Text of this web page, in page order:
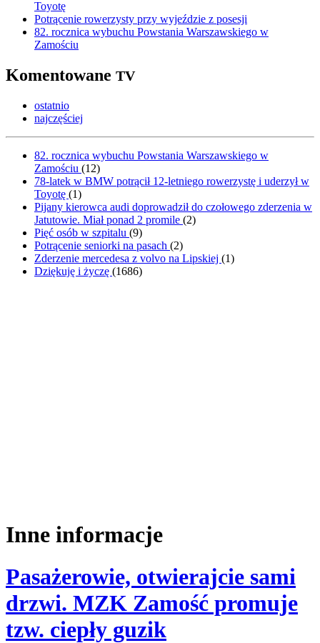
Toyotę
Potrącenie rowerzysty przy wyjeździe z posesji
82. rocznica wybuchu Powstania Warszawskiego w
Zamościu
Komentowane TV
ostatnio
najczęściej
82. rocznica wybuchu Powstania Warszawskiego w
Zamościu (12)
78-latek w BMW potrącił 12-letniego rowerzystę i uderzył w
Toyotę (1)
Pijany kierowca audi doprowadził do czołowego zderzenia w
Jatutowie. Miał ponad 2 promile (2)
Pięć osób w szpitalu (9)
Potrącenie seniorki na pasach (2)
Zderzenie mercedesa z volvo na Lipskiej (1)
Dziękuję i życzę (1686)
Inne informacje
Pasażerowie, otwierajcie sami
drzwi. MZK Zamość promuje
tzw. ciepły guzik